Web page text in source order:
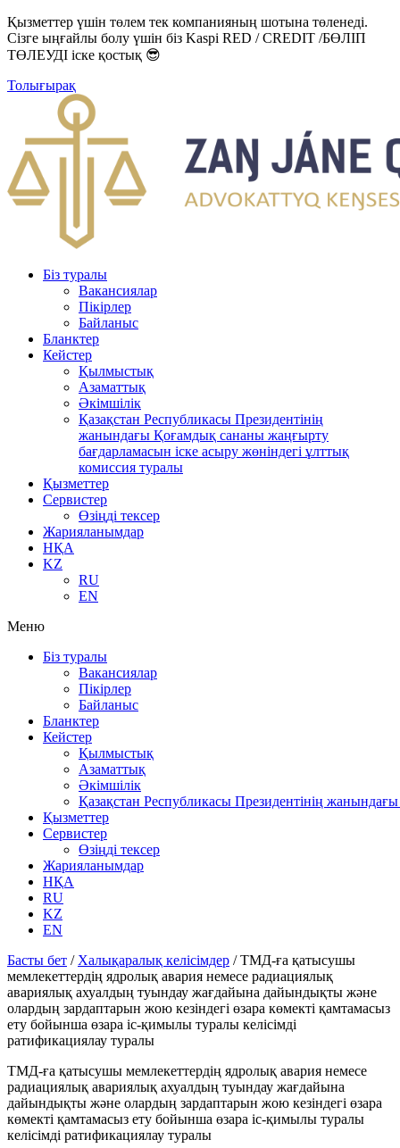
Қызметтер үшін төлем тек компанияның шотына төленеді.
Сізге ыңғайлы болу үшін біз Kaspi RED / CREDIT /БӨЛІП
ТӨЛЕУДІ іске қостық 😎
Толығырақ
Біз туралы
Вакансиялар
Пікірлер
Байланыс
Бланктер
Кейстер
Қылмыстық
Азаматтық
Әкімшілік
Қазақстан Республикасы Президентінің
жанындағы Қоғамдық сананы жаңғырту
бағдарламасын іске асыру жөніндегі ұлттық
комиссия туралы
Қызметтер
Сервистер
Өзіңді тексер
Жарияланымдар
НҚА
KZ
RU
EN
Меню
Біз туралы
Вакансиялар
Пікірлер
Байланыс
Бланктер
Кейстер
Қылмыстық
Азаматтық
Әкімшілік
Қазақстан Республикасы Президентінің
Қызметтер
Сервистер
Өзіңді тексер
Жарияланымдар
НҚА
RU
KZ
EN
Басты бет / Халықаралық келісімдер /ТМД-ға қатысушы
мемлекеттердің ядролық авария немесе радиациялық
авариялық ахуалдың туындау жағдайына дайындықты және
олардың зардаптарын жою кезіндегі өзара көмекті қамтамасыз
ету бойынша өзара іс-қимылы туралы келісімді
ратификациялау туралы
ТМД-ға қатысушы мемлекеттердің ядролық авария немесе
радиациялық авариялық ахуалдың туындау жағдайына
дайындықты және олардың зардаптарын жою кезіндегі өзара
көмекті қамтамасыз ету бойынша өзара іс-қимылы туралы
келісімді ратификациялау туралы